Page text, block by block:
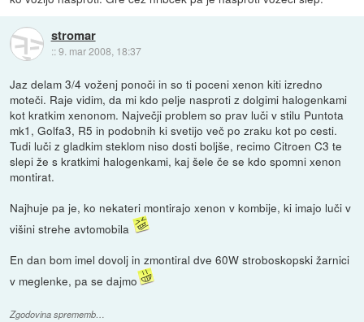
stromar
::9. mar 2008, 18:37
Jaz delam 3/4 voženj ponoči in so ti poceni xenon kiti izredno
moteči. Raje vidim, da mi kdo pelje nasproti z dolgimi halogenkami
kot kratkim xenonom. Največji problem so prav luči v stilu Puntota
mk1, Golfa3, R5 in podobnih ki svetijo več po zraku kot po cesti.
Tudi luči z gladkim steklom niso dosti boljše, recimo Citroen C3 te
slepi že s kratkimi halogenkami, kaj šele če se kdo spomni xenon
montirat.
Najhuje pa je, ko nekateri montirajo xenon v kombije, ki imajo luči v
višini strehe avtomobila
En dan bom imel dovolj in zmontiral dve 60W stroboskopski žarnici
v meglenke, pa se dajmo
Zgodovina sprememb…